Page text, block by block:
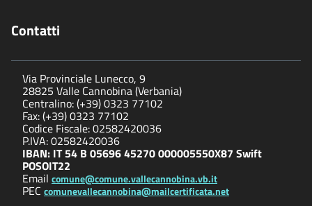
Contatti
Via Provinciale Lunecco, 9
28825 Valle Cannobina (Verbania)
Centralino: (+39) 0323 77102
Fax: (+39) 0323 77102
Codice Fiscale: 02582420036
P.IVA: 02582420036
IBAN: IT 54 B 05696 45270 000005550X87 Swift
POSOIT22
Email comune@comune.vallecannobina.vb.it
PEC comunevallecannobina@mailcertificata.net